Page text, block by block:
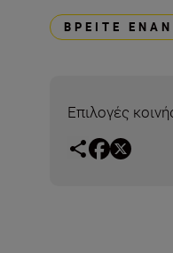
ΒΡΕΊΤΕ
Επιλογές